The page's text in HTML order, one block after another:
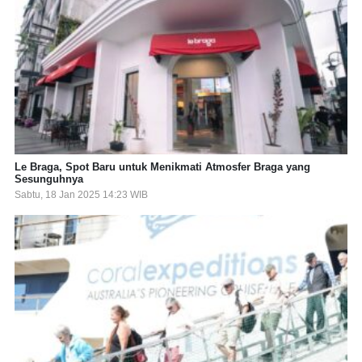
Le Braga, Spot Baru untuk Menikmati Atmosfer Braga yang
Sesunguhnya
Sabtu, 18 Jan 2025 14:23 WIB